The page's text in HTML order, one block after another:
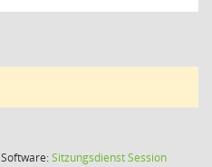
Software:SitzungsdienstSession(Wird in